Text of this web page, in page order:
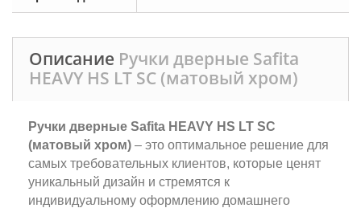
Описание Ручки дверные Safita
HEAVY HS LT SC (матовый хром)
Ручки дверные Safita HEAVY HS LT SC
(матовый хром) – это оптимальное решение для
самых требовательных клиентов, которые ценят
уникальный дизайн и стремятся к
индивидуальному оформлению домашнего